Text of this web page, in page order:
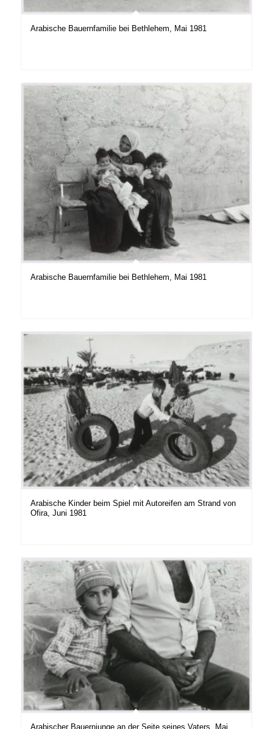
Arabische Bauernfamilie bei Bethlehem, Mai 1981
Arabische Bauernfamilie bei Bethlehem, Mai 1981
Arabische Kinder beim Spiel mit Autoreifen am Strand von
Ofira, Juni 1981
Arabischer Bauernjunge an der Seite seines Vaters, Mai